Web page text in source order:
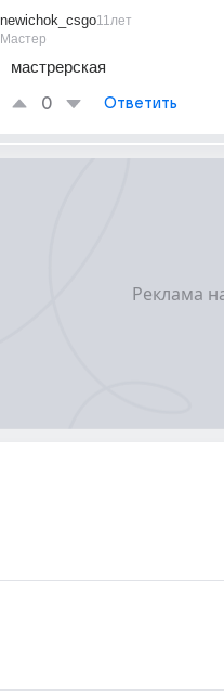
newichok_csgo
Мастер
11лет
мастрерская
0 Ответить